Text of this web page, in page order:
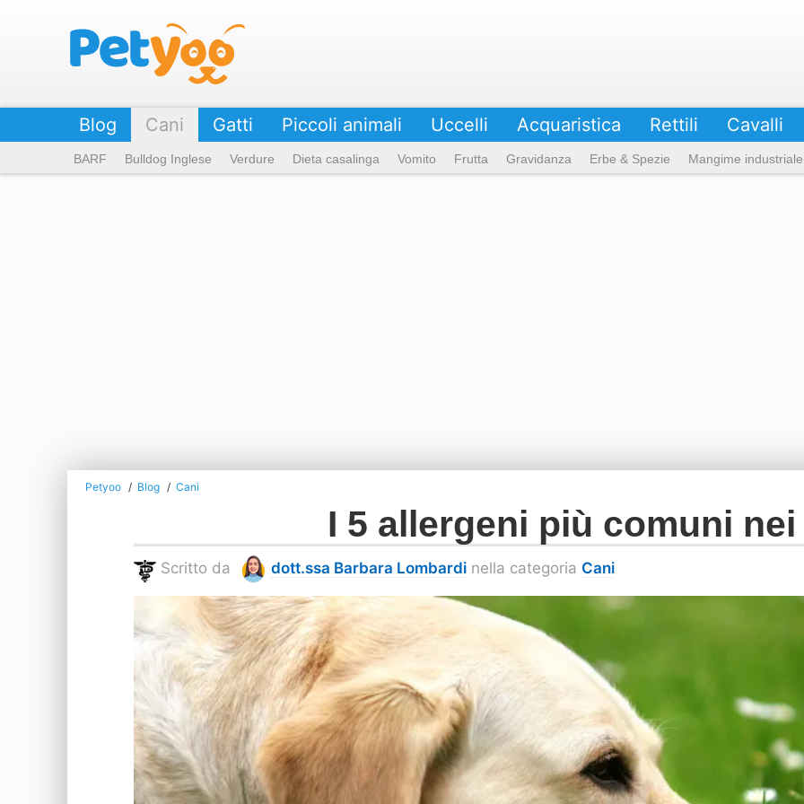
Blog Cani
BARF Bulldog Inglese Verdure Dieta casalinga Vomito Frutta Gravidanza Erbe & Spezie Mangime industriale
Gatti Piccoli animali Uccelli Acquaristica Rettili Cavalli
Petyoo Blog Cani
I 5 allergeni più comuni
Scritto da dott.ssa Barbara Lombardi nella categoria Cani